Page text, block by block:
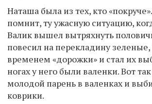
Наташа была из тех, кто
помнит, ту ужасную ситуацию,
Валик вышел вытряхнуть
повесил на перекладину
временем «дорожки» и стал их
ногах у него были валенки. Вот
молодой парень в валенках и
коврики.